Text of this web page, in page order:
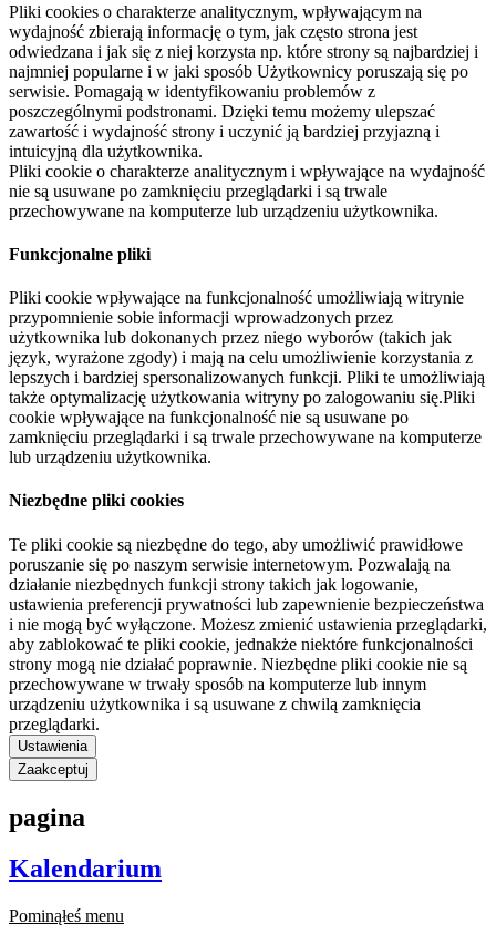
Pliki cookies o charakterze analitycznym, wpływającym na
wydajność zbierają informację o tym, jak często strona jest
odwiedzana i jak się z niej korzysta np. które strony są najbardziej i
najmniej popularne i w jaki sposób Użytkownicy poruszają się po
serwisie. Pomagają w identyfikowaniu problemów z
poszczególnymi podstronami. Dzięki temu możemy ulepszać
zawartość i wydajność strony i uczynić ją bardziej przyjazną i
intuicyjną dla użytkownika.
Pliki cookie o charakterze analitycznym i wpływające na wydajność
nie są usuwane po zamknięciu przeglądarki i są trwale
przechowywane na komputerze lub urządzeniu użytkownika.
Funkcjonalne pliki
Pliki cookie wpływające na funkcjonalność umożliwiają witrynie
przypomnienie sobie informacji wprowadzonych przez
użytkownika lub dokonanych przez niego wyborów (takich jak
język, wyrażone zgody) i mają na celu umożliwienie korzystania z
lepszych i bardziej spersonalizowanych funkcji. Pliki te umożliwiają
także optymalizację użytkowania witryny po zalogowaniu się.Pliki
cookie wpływające na funkcjonalność nie są usuwane po
zamknięciu przeglądarki i są trwale przechowywane na komputerze
lub urządzeniu użytkownika.
Niezbędne pliki cookies
Te pliki cookie są niezbędne do tego, aby umożliwić prawidłowe
poruszanie się po naszym serwisie internetowym. Pozwalają na
działanie niezbędnych funkcji strony takich jak logowanie,
ustawienia preferencji prywatności lub zapewnienie bezpieczeństwa
i nie mogą być wyłączone. Możesz zmienić ustawienia przeglądarki,
aby zablokować te pliki cookie, jednakże niektóre funkcjonalności
strony mogą nie działać poprawnie. Niezbędne pliki cookie nie są
przechowywane w trwały sposób na komputerze lub innym
urządzeniu użytkownika i są usuwane z chwilą zamknięcia
przeglądarki.
Ustawienia
Zaakceptuj
pagina
Kalendarium
Pominąłeś menu